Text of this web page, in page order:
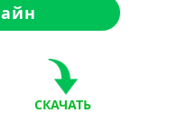
СКАЧАТЬ